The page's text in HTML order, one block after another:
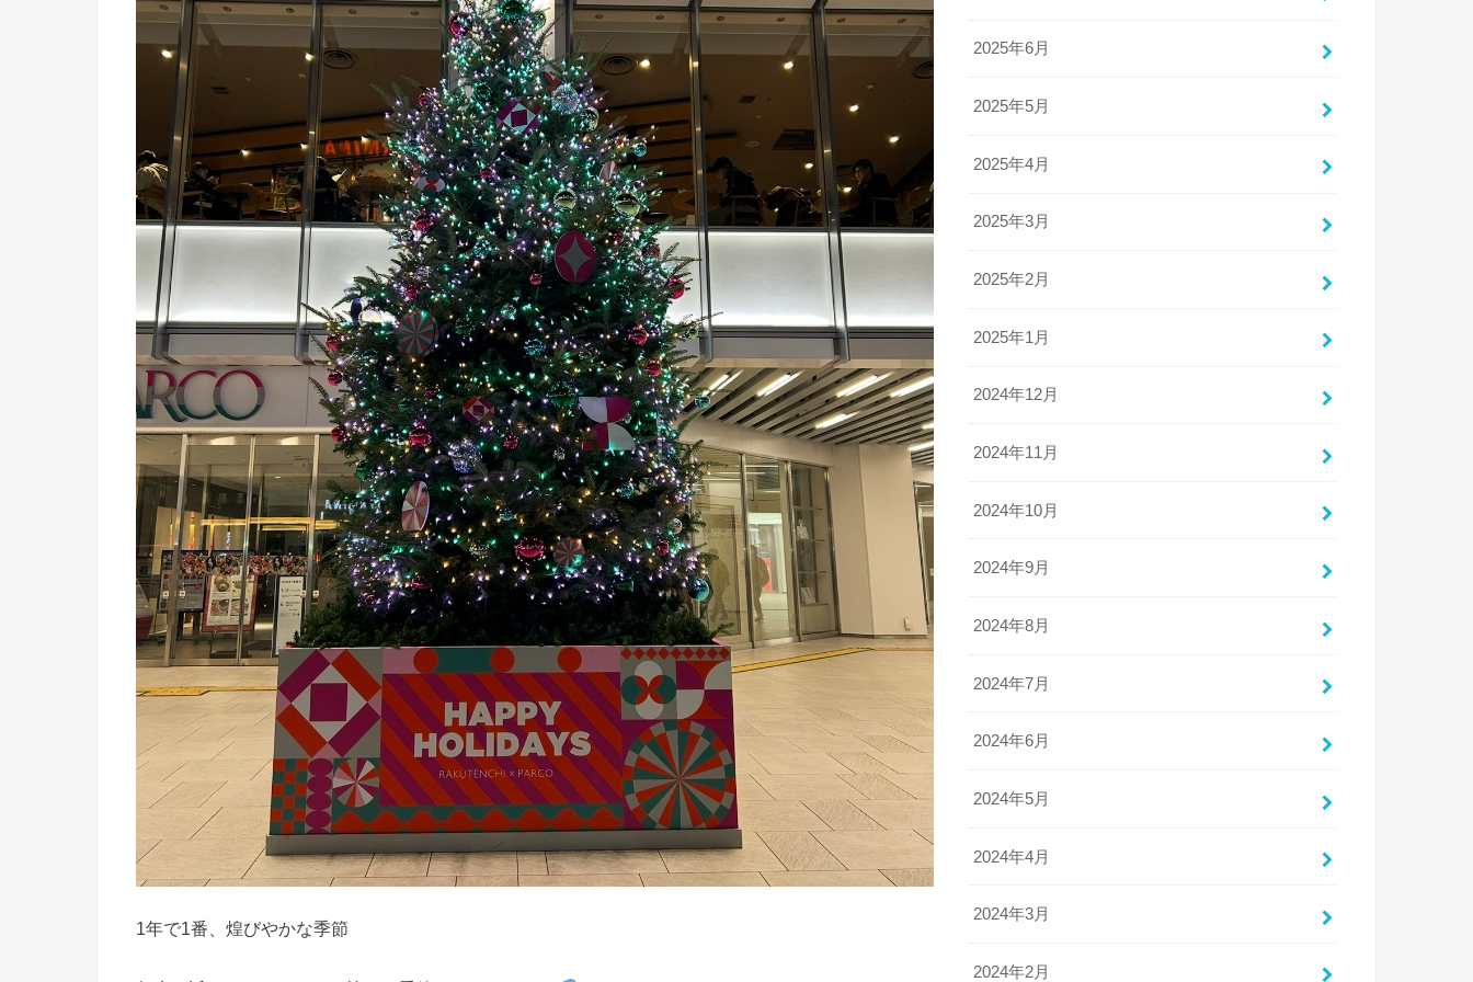
1年で1番、煌びやかな季節
2025年6月
2025年5月
2025年4月
2025年3月
2025年2月
2025年1月
2024年12月
2024年11月
2024年10月
2024年9月
2024年8月
2024年7月
2024年6月
2024年5月
2024年4月
2024年3月
2024年2月